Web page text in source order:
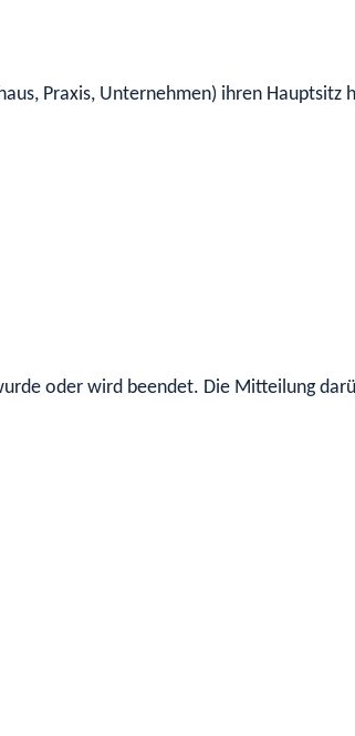
Praxis, Unternehmen) ihren Hauptsitz
oder wird beendet. Die Mitteilung